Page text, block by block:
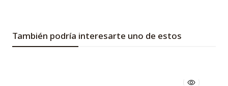
También podría interesarte uno de estos